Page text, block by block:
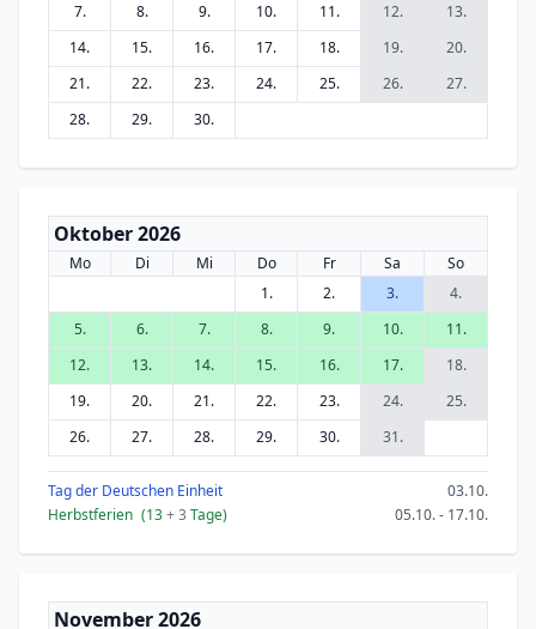
7.
8. 9. 10. 11. 12.
13.
14.
15. 16. 17. 18. 19.
20.
21.
22. 23. 24. 25. 26.
27.
28.
29. 30.
Oktober 2026
Mo Di Mi Do Fr Sa
So
1.
2. 3.
4.
5.
6. 7. 8. 9. 10.
11.
12.
13. 14. 15. 16. 17.
18.
19.
20. 21. 22. 23. 24.
25.
26.
27. 28. 29. 30. 31.
Tag der Deutschen Einheit
03.10.
Herbstferien (13+ 3 Tage) 05.10. - 17.10.
November 2026